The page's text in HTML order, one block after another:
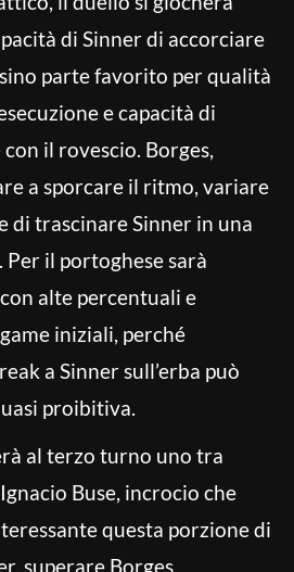
di Sinner di accorciare
parte favorito per qualità
e capacità di
il rovescio. Borges,
a sporcare il ritmo, variare
di trascinare Sinner in una
il portoghese sarà
alte percentuali e
iniziali, perché
a Sinner sull’erba può
proibitiva.
al terzo turno uno tra
Buse, incrocio che
questa porzione di
superare Borges